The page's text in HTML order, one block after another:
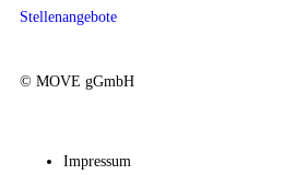
Stellenangebote
© MOVE gGmbH
Impressum